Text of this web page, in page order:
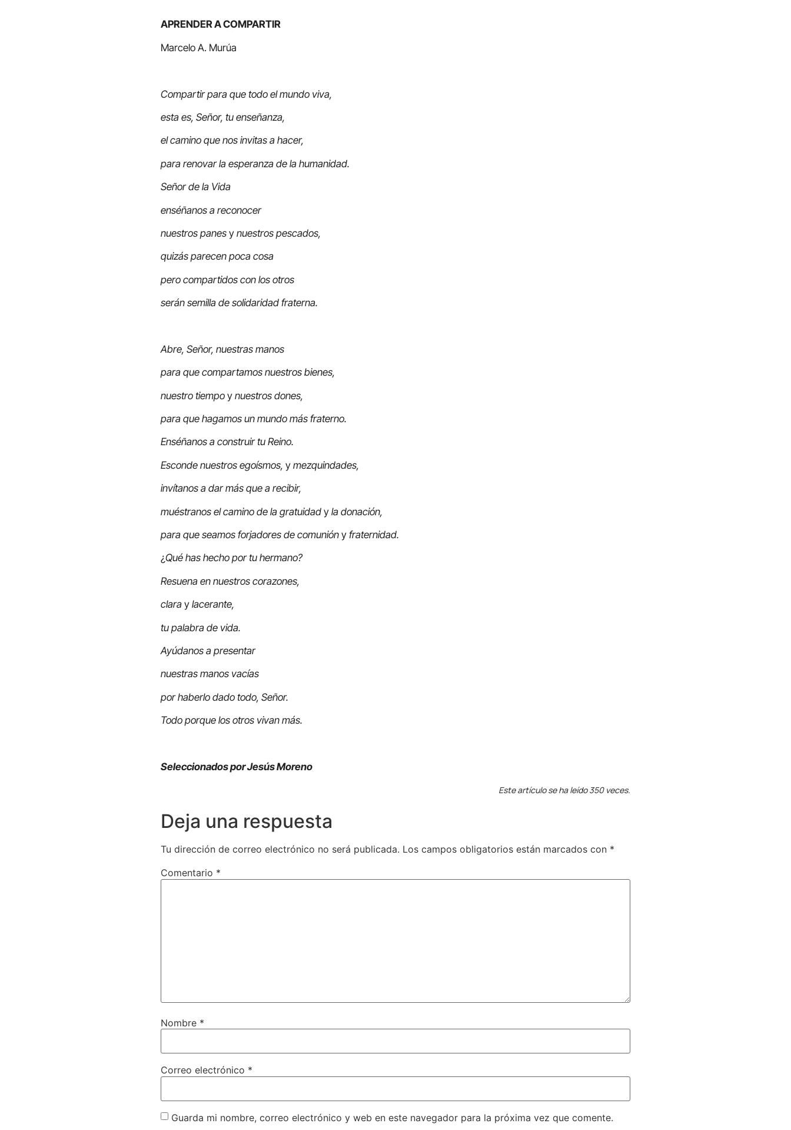
APRENDER A COMPARTIR
Marcelo A. Murúa
Compartir para que todo el mundo viva,
esta es, Señor, tu enseñanza,
el camino que nos invitas a hacer,
para renovar la esperanza de la humanidad.
Señor de la Vida
enséñanos a reconocer
nuestros panes y nuestros pescados,
quizás parecen poca cosa
pero compartidos con los otros
serán semilla de solidaridad fraterna.
Abre, Señor, nuestras manos
para que compartamos nuestros bienes,
nuestro tiempo y nuestros dones,
para que hagamos un mundo más fraterno.
Enséñanos a construir tu Reino.
Esconde nuestros egoísmos, y mezquindades,
invítanos a dar más que a recibir,
muéstranos el camino de la gratuidad y la donación,
para que seamos forjadores de comunión y fraternidad.
¿Qué has hecho por tu hermano?
Resuena en nuestros corazones,
clara y lacerante,
tu palabra de vida.
Ayúdanos a presentar
nuestras manos vacías
por haberlo dado todo, Señor.
Todo porque los otros vivan más.
Seleccionados por Jesús Moreno
Este artículo se ha leído 350 veces.
Deja una respuesta
Tu dirección de correo electrónico no será publicada. Los campos obligatorios están marcados con *
Comentario *
Nombre *
Correo electrónico *
Guarda mi nombre, correo electrónico y web en este navegador para la próxima vez que comente.